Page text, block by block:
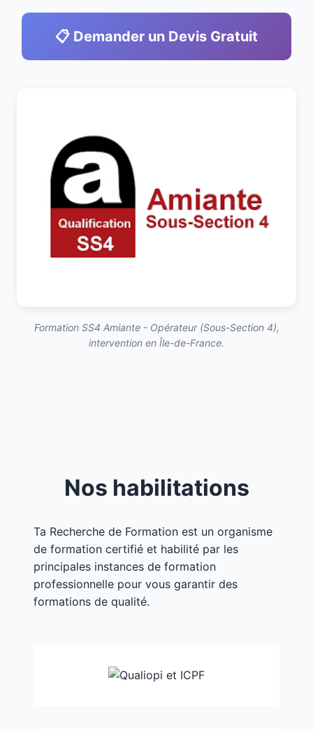
📋 Demander un Devis Gratuit
Formation SS4 Amiante - Opérateur (Sous-Section 4),
intervention en Île-de-France.
Nos habilitations
Ta Recherche de Formation est un organisme
de formation certifié et habilité par les
principales instances de formation
professionnelle pour vous garantir des
formations de qualité.